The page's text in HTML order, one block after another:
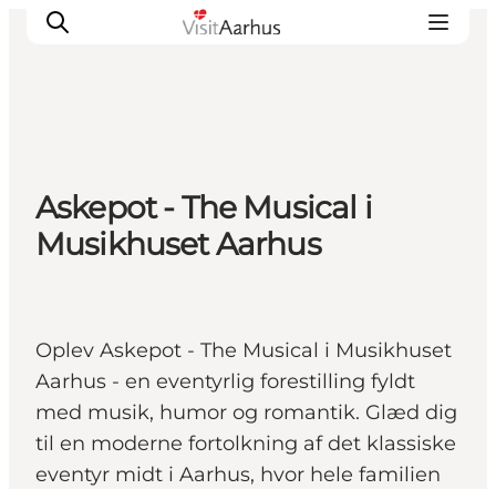
Oplevelser
Kalender
Byer og steder
Askepot - The Musical i
Musikhuset Aarhus
Oplev Askepot - The Musical i Musikhuset
Aarhus - en eventyrlig forestilling fyldt
med musik, humor og romantik. Glæd dig
til en moderne fortolkning af det klassiske
eventyr midt i Aarhus, hvor hele familien